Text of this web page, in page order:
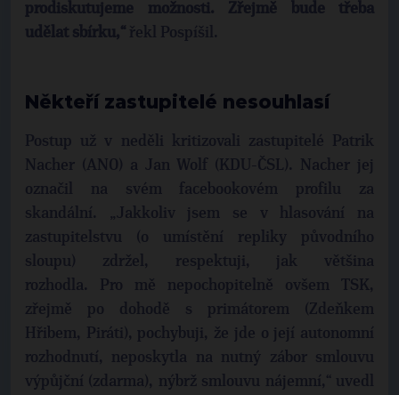
prodiskutujeme možnosti. Zřejmě bude třeba
udělat sbírku,“ řekl Pospíšil.
Někteří zastupitelé nesouhlasí
Postup už v neděli kritizovali zastupitelé Patrik
Nacher (ANO) a Jan Wolf (KDU-ČSL). Nacher jej
označil na svém facebookovém profilu za
skandální. „Jakkoliv jsem se v hlasování na
zastupitelstvu (o umístění repliky původního
sloupu) zdržel, respektuji, jak většina
rozhodla. Pro mě nepochopitelně ovšem TSK,
zřejmě po dohodě s primátorem (Zdeňkem
Hřibem, Piráti), pochybuji, že jde o její autonomní
rozhodnutí, neposkytla na nutný zábor smlouvu
výpůjční (zdarma), nýbrž smlouvu nájemní,“ uvedl